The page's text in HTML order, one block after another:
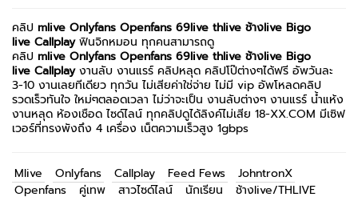
คลิป mlive Onlyfans Openfans 69live thlive ช้างlive Bigo
live Callplayฟินจิกหมอน ทุกคนสามารถดู
คลิป mlive Onlyfans Openfans 69live thlive ช้างlive Bigo
live Callplayงานลับ งานแรร์ คลิปหลุด คลิปโป๊ต่างๆได้ฟรี อัพวันละ
3-10 งานเลยทีเดียว ทุกวัน ไม่เสียค่าใช่จ่าย ไม่มี vip อัพโหลดคลิป
รวดเร็วทันใจ ใหม่ๆตลอดเวลา ไม่ว่าจะเป็น งานลับต่างๆ งานแรร์ น้ำแห้ง
งานหลุด ห้องเชือด ไซด์ไลน์ ทุกคลิปดูได้ลิงค์ไม่เสีย 18-XX.COM มีเซิฟ
เวอร์ที่ทรงพังถึง 4 เครื่อง เน็ตความเร็วสูง 1gbps
Mlive Onlyfans Callplay Feed Fews
JohntronX
Openfans
คู่เทพ สาวไซด์ไลน์ นักเรียน ช้างlive/THLIVE